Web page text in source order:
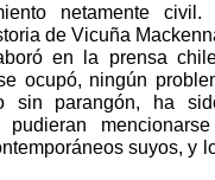
netamente
de Vicuña
en la prensa
ocupó, ningún
sin parangón, ha
pudieran
suyos, y